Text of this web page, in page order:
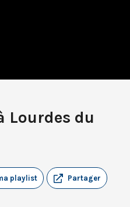
Lourdes du
Partager
playlist